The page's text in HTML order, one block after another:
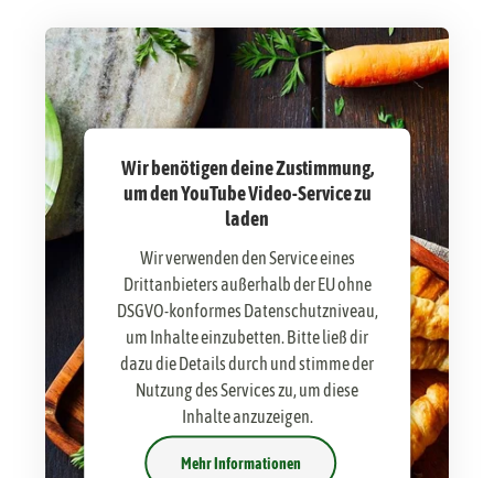
Wir benötigen deine Zustimmung,
um den YouTube Video-Service zu
laden
Wir verwenden den Service eines
Drittanbieters außerhalb der EU ohne
DSGVO-konformes Datenschutzniveau,
um Inhalte einzubetten. Bitte ließ dir
dazu die Details durch und stimme der
Nutzung des Services zu, um diese
Inhalte anzuzeigen.
Mehr Informationen